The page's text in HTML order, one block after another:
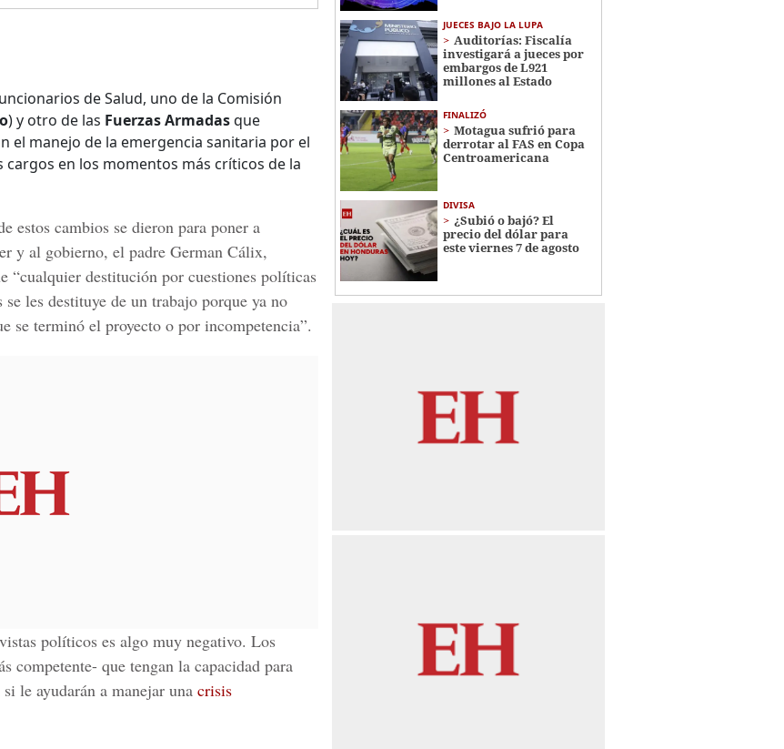
de Salud, uno de la Comisión
) y otro de las Fuerzas Armadasque
el manejo de la emergencia sanitaria por el
en los momentos más críticos de la
estos cambios se dieron para poner a
y al gobierno, el padre German Cálix,
“cualquier destitución por cuestiones políticas
les destituye de un trabajo porque ya no
se terminó el proyecto o por incompetencia”.
políticos es algo muy negativo. Los
competente- que tengan la capacidad para
le ayudarán a manejar una crisis
JUECES BAJO LA LUPA
Auditorías: Fiscalía
investigará a jueces por
embargos de L921
millones al Estado
FINALIZÓ
Motagua sufrió para
derrotar al FAS en Copa
Centroamericana
DIVISA
¿Subió o bajó? El
precio del dólar para
este viernes 7 de agosto